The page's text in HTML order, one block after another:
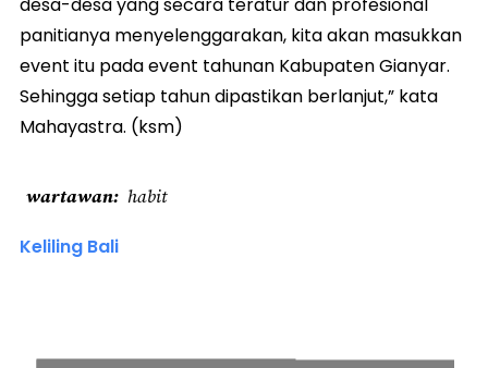
panitianya menyelenggarakan, kita akan masukkan
event itu pada event tahunan Kabupaten Gianyar.
Sehingga setiap tahun dipastikan berlanjut,” kata
Mahayastra. (ksm)
wartawan habit
Keliling Bali